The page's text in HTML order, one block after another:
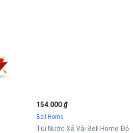
154.000 ₫
Bell Home
Túi Nước Xả Vải Bell Home Hồng